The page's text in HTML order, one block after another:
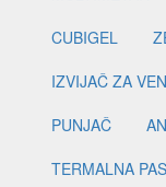
CUBIGEL
IZVIJAČ ZA
PUNJAČ
TERMALNA